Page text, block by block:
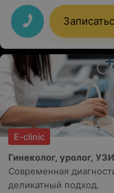
благодаря
Натальи, визит к
очень нескоро!
лице Фотоной. И
Получаю регулярно
соседей!
четкий план,
была на связи, если
Доверяю ей
когда подхожу к
Васильевны нет
E-clinic
Гинеколог, уролог,
Современная
деликатный подход.